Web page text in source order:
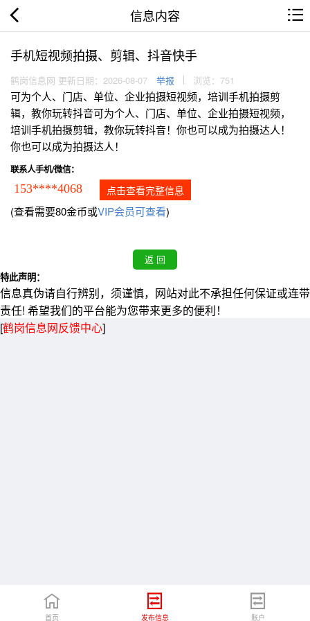
信息内容
手机短视频拍摄、剪辑、抖音快手
鹤岗信息网 更新日期：2026-08-07 举报 浏览：751
可为个人、门店、单位、企业拍摄短视频，培训手机拍摄剪
辑，教你玩转抖音可为个人、门店、单位、企业拍摄短视频，
培训手机拍摄剪辑，教你玩转抖音！你也可以成为拍摄达人！
你也可以成为拍摄达人！
联系人手机/微信：
153****4068 点击查看完整信息
(查看需要80金币或VIP会员可查看)
特此声明：
信息真伪请自行辨别，须谨慎，网站对此不承担任何保证或连带
责任! 希望我们的平台能为您带来更多的便利！
[鹤岗信息网反馈中心]
首页 发布信息 账户